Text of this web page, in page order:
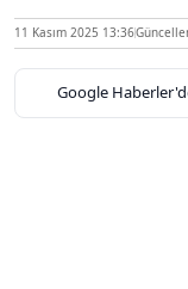
11 Kasım 2025 13:36
Google